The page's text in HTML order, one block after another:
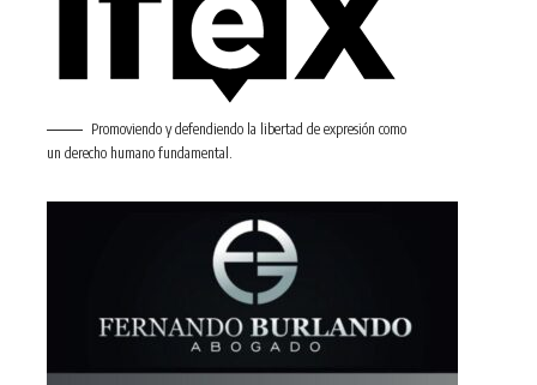
Promoviendo y defendiendo la libertad de expresión como
un derecho humano fundamental.